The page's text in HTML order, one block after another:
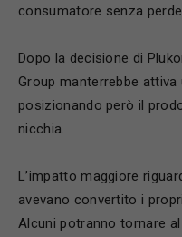
consumatore senza
Dopo la decisione di
Group manterrebbe attiva
posizionando però il
nicchia.
L’impatto maggiore
avevano convertito i
Alcuni potranno tornare